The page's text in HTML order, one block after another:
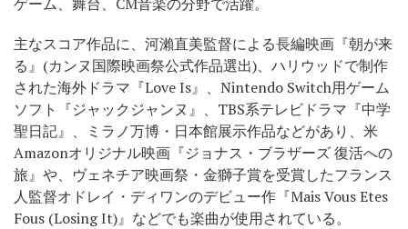
主なスコア作品に、河瀨直美監督による長編映画『朝が来
る』(カンヌ国際映画祭公式作品選出)、ハリウッドで制作
された海外ドラマ『Love Is』、Nintendo Switch用ゲーム
ソフト『ジャックジャンヌ』、TBS系テレビドラマ『中学
聖日記』、ミラノ万博・日本館展示作品などがあり、米
Amazonオリジナル映画『ジョナス・ブラザーズ 復活への
旅』や、ヴェネチア映画祭・金獅子賞を受賞したフランス
人監督オドレイ・ディワンのデビュー作『Mais Vous Etes
Fous (Losing It)』などでも楽曲が使用されている。